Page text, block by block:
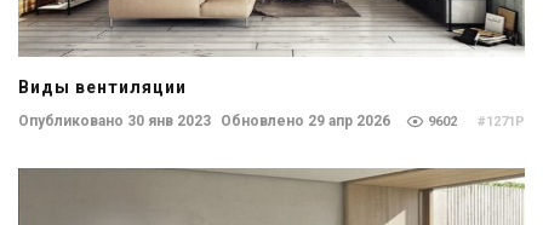
Опубликовано 30 янв 2023 Обновлено 29 апр 2026 9602 #1271P
Виды вентиляции